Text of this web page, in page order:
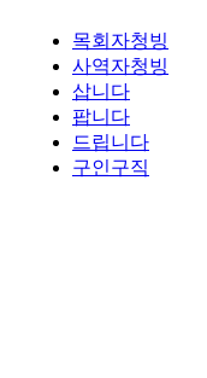
목회자청빙
사역자청빙
삽니다
팝니다
드립니다
구인구직